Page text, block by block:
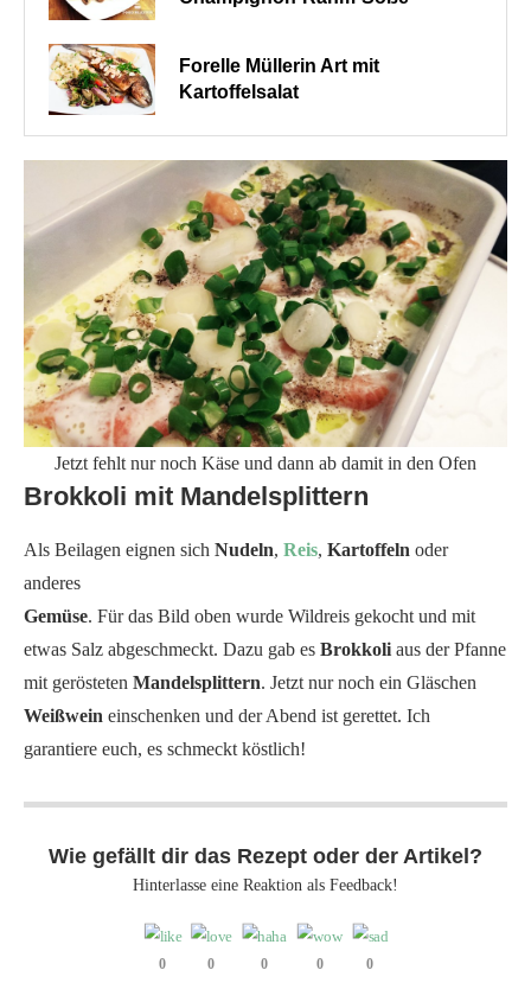
Forelle Müllerin Art mit
Kartoffelsalat
Jetzt fehlt nur noch Käse und dann ab damit in den Ofen
Brokkoli mit Mandelsplittern
Als Beilagen eignen sich Nudeln, Reis, Kartoffeln oder
anderes
Gemüse. Für das Bild oben wurde Wildreis gekocht und mit
etwas Salz abgeschmeckt. Dazu gab es Brokkoli aus der Pfanne
mit gerösteten Mandelsplittern. Jetzt nur noch ein Gläschen
Weißwein einschenken und der Abend ist gerettet. Ich
garantiere euch, es schmeckt köstlich!
Wie gefällt dir das Rezept oder der Artikel?
Hinterlasse eine Reaktion als Feedback!
0 0 0 0 0